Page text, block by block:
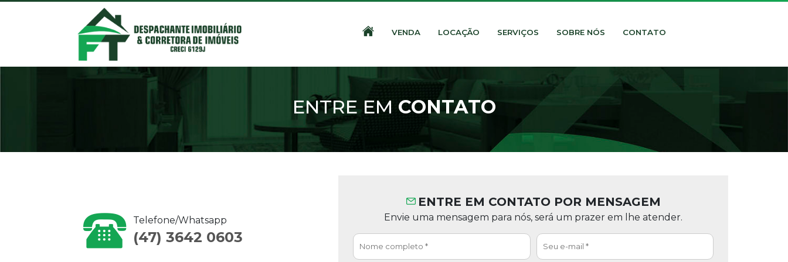
VENDA LOCAÇÃO SERVIÇOS SOBRE NÓS CONTATO
ENTRE EM CONTATO
Telefone/Whatsapp
(47) 3642 0603
ENTRE EM CONTATO POR MENSAGEM
Envie uma mensagem para nós, será um prazer em lhe atender.